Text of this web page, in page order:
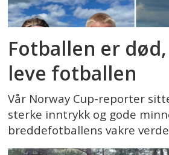
Fotballen er
leve fotballen
Vår Norway Cup-reporter
sterke inntrykk og gode
breddefotballens vakre